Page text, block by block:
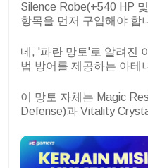
Silence Robe(+540 HP
항목을 먼저 구입해야 합
네, '파란 망토'로 알려진
법 방어를 제공하는 아테
이 망토 자체는 Magic
Defense)과 Vitality